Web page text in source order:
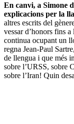
En canvi, a Simone
explicacions per la
altres escrits del
vessar d’honors fins
continua ocupant un
regna Jean-Paul
de llengua i que més
sobre l’URSS, sobre
sobre l’Iran! Quin